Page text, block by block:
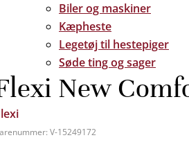
Biler og maskiner
Kæpheste
Legetøj til hestepiger
Søde ting og sager
New
V-15249172